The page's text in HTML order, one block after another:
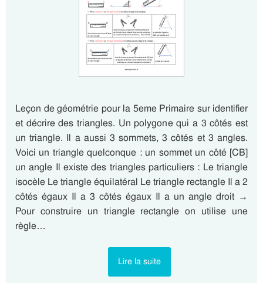
Leçon de géométrie pour la 5eme Primaire sur identifier
et décrire des triangles. Un polygone qui a 3 côtés est
un triangle. Il a aussi 3 sommets, 3 côtés et 3 angles.
Voici un triangle quelconque : un sommet un côté [CB]
un angle Il existe des triangles particuliers : Le triangle
isocèle Le triangle équilatéral Le triangle rectangle Il a 2
côtés égaux Il a 3 côtés égaux Il a un angle droit →
Pour construire un triangle rectangle on utilise une
règle…
Lire la suite